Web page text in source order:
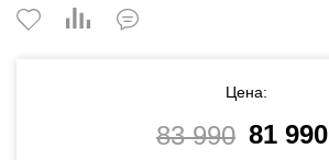
Цена:
83 990 81 990